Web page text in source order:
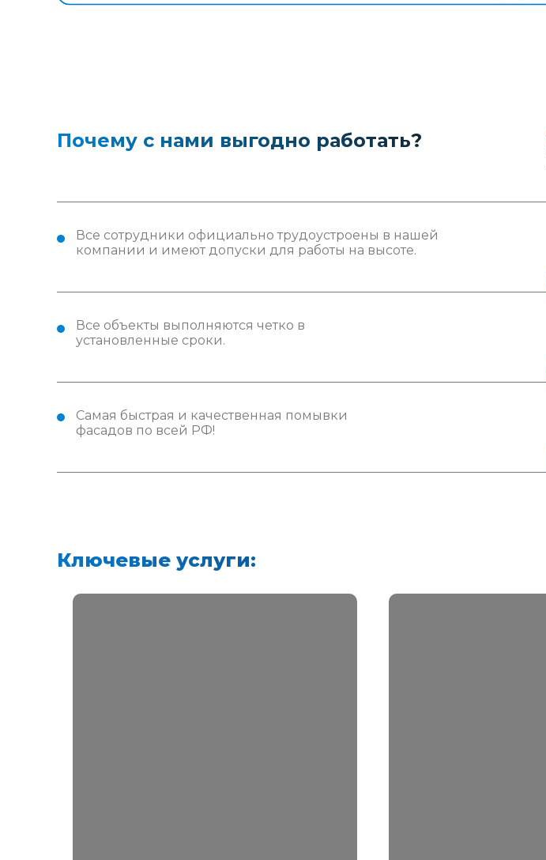
Все сотрудники официально трудоустроены в нашей
компании и имеют допуски для работы на высоте.
Все объекты выполняются четко в
установленные сроки.
Самая быстрая и качественная помывки
фасадов по всей РФ!
Почему с нами выгодно работать?
Ключевые услуги: